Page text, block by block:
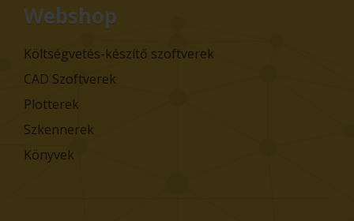
Webshop
Költségvetés-készítő szoftverek
CAD Szoftverek
Plotterek
Szkennerek
Könyvek